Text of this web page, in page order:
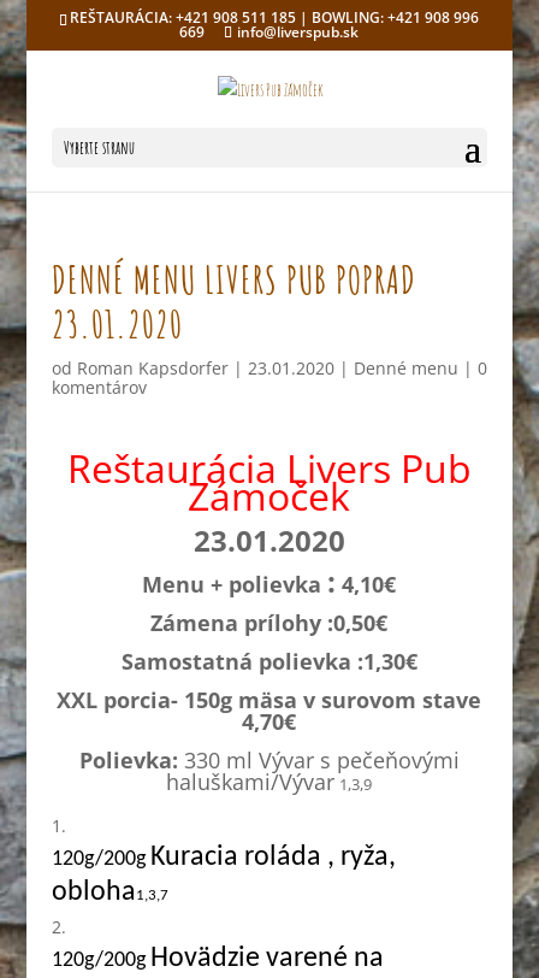
REŠTAURÁCIA: +421 908 511 185 | BOWLING: +421 908 996
669 info@liverspub.sk
Vyberte stranu
DENNÉ MENU LIVERS PUB POPRAD
23.01.2020
od Roman Kapsdorfer| 23.01.2020| Denné menu | 0
komentárov
Reštaurácia Livers Pub
Zámoček
23.01.2020
Menu + polievka : 4,10€
Zámena prílohy :0,50€
Samostatná polievka :1,30€
XXL porcia- 150g mäsa v surovom stave
4,70€
Polievka: 330 ml Vývar s pečeňovými
haluškami/Vývar 1,3,9
120g/200g Kuracia roláda , ryža,
obloha 1,3,7
120g/200g Hovädzie varené na